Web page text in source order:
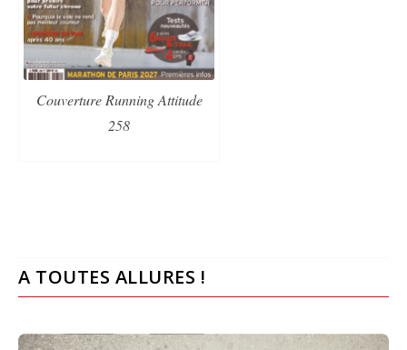
Couverture Running Attitude
258
A TOUTES ALLURES !